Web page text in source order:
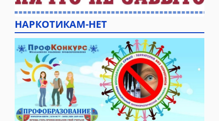
НАРКОТИКАМ-НЕТ